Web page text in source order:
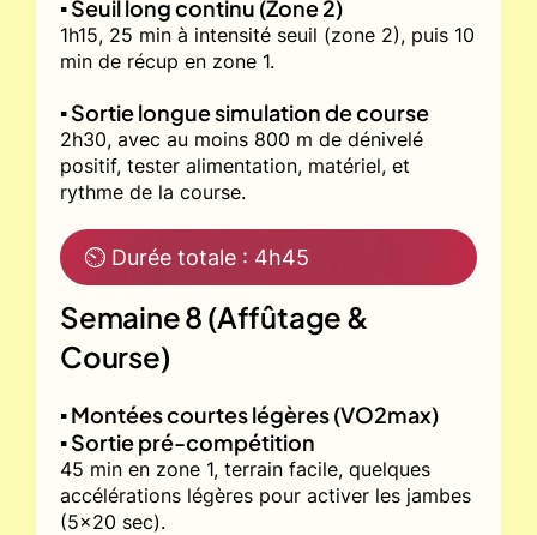
▪️ Seuil long continu (Zone 2)
1h15, 25 min à intensité seuil (zone 2), puis 10
min de récup en zone 1.
▪️ Sortie longue simulation de course
2h30, avec au moins 800 m de dénivelé
positif, tester alimentation, matériel, et
rythme de la course.
⏲ Durée totale : 4h45
Semaine 8 (Affûtage &
Course)
▪️ Montées courtes légères (VO2max)
▪️ Sortie pré-compétition
45 min en zone 1, terrain facile, quelques
accélérations légères pour activer les jambes
(5x20 sec).